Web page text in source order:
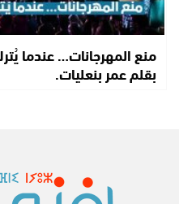
منع المهرجانات… عندما
بقلم عمر بنعليات.